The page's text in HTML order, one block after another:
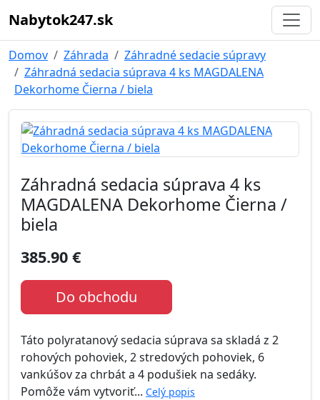
Nabytok247.sk
Domov Záhrada
Záhradné sedacie súpravy
Záhradná sedacia súprava 4 ks MAGDALENA
Dekorhome Čierna / biela
Záhradná sedacia súprava 4 ks
MAGDALENA Dekorhome Čierna /
biela
385.90 €
Do obchodu
Táto polyratanový sedacia súprava sa skladá z 2
rohových pohoviek, 2 stredových pohoviek, 6
vankúšov za chrbát a 4 podušiek na sedáky.
Pomôže vám vytvoriť... Celý popis